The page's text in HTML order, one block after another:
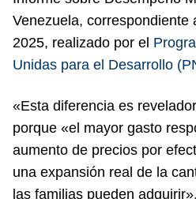
Venezuela, correspondiente
2025, realizado por el
Unidas para el Desarrollo
«Esta diferencia es
porque «el mayor gasto
aumento de precios por
una expansión real de la
las familias pueden adquirir».